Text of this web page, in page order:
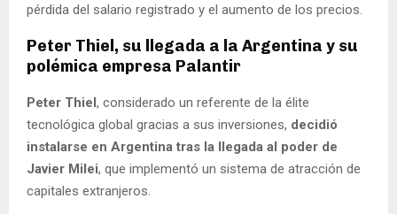
pérdida del salario registrado y el aumento de los precios.
Peter Thiel, su llegada a la Argentina y su
polémica empresa Palantir
Peter Thiel, considerado un referente de la élite
tecnológica global gracias a sus inversiones, decidió
instalarse en Argentina tras la llegada al poder de
Javier Milei, que implementó un sistema de atracción de
capitales extranjeros.